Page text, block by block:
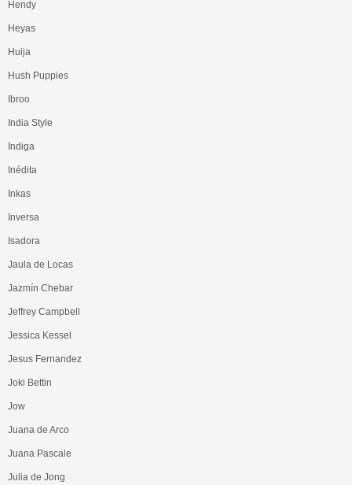
Hendy
Heyas
Huija
Hush Puppies
Ibroo
India Style
Indiga
Inédita
Inkas
Inversa
Isadora
Jaula de Locas
Jazmín Chebar
Jeffrey Campbell
Jessica Kessel
Jesus Fernandez
Joki Bettin
Jow
Juana de Arco
Juana Pascale
Julia de Jong